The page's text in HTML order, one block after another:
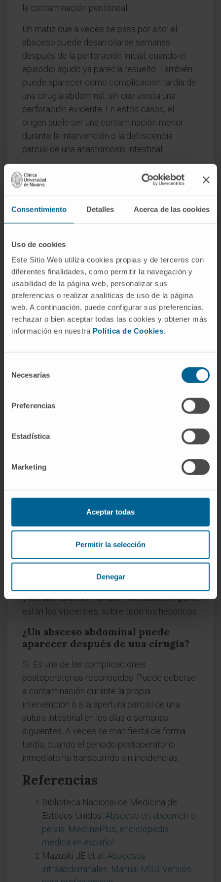
Consentimiento Detalles Acerca de las cookies
Uso de cookies
Este Sitio Web utiliza cookies propias y de terceros con
diferentes finalidades, como permitir la navegación y
usabilidad de la página web, personalizar sus
preferencias o realizar analíticas de uso de la página
web. A continuación, puede configurar sus preferencias,
rechazar o bien aceptar todas las cookies y obtener más
información en nuestra Política de Cookies.
Necesarias
Preferencias
Estadística
Marketing
Aceptar todas
Permitir la selección
Denegar
la contaminación peritoneal.
Un matiz que a veces se pasa por alto: el
absceso puede desarrollarse semanas
después de la perforación inicial, cuando el
episodio agudo ya parecía resuelto. También
puede aparecer como complicación tardía de
una cirugía abdominal, sin que exista una
perforación evidente. En estos casos, el
origen suele ser una contaminación menor
durante la intervención o la dehiscencia
parcial de una anastomosis intestinal.
Preguntas frecuentes
¿Qué significa "absceso" y de dónde
viene la palabra?
Del latínabscessus, formado porabs-("lejos
d.C. para designar cualquier acumulación de
pus encapsulada. Su equivalente griego,
ἀπόστημα (apóstēma), que dio en castellano
"apostema", describe exactamente la misma
idea de separación.
que una peritonitis?
No. El absceso es una colección de pus
infección se extiende libremente por toda la
si el organismo consigue tabicarlo, se forma
generaliza.
frecuencia?
Depende de la causa y de la posición del
paciente. Los espacios subfrénicos y el fondo
pélvico son los dos polos de acumulación
más habituales, porque la gravedad arrastra el
líquido contaminado hacia esas zonas cuando
y los interasas son también frecuentes. Aparte
están los viscerales, sobre todo los hepáticos.
¿Un absceso abdominal puede
aparecer después de una cirugía?
Sí. Es una de las complicaciones
postoperatorias reconocidas. Puede deberse
a contaminación durante la propia
intervención o a la apertura parcial de una
sutura intestinal en los días o semanas
siguientes. A veces se manifiesta de forma
tardía, cuando el periodo postoperatorio
inmediato ha transcurrido sin incidencias.
Referencias
Biblioteca Nacional de Medicina de
Estados Unidos. Absceso en abdomen o
pelvis. MedlinePlus, enciclopedia
médica en español
Mazuski JE et al. Abscesos
intraabdominales. Manual MSD, versión